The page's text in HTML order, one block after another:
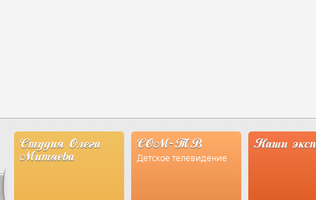
Студия Олега
Митяева
СОМ-ТВ
Детское телевидение
Наши